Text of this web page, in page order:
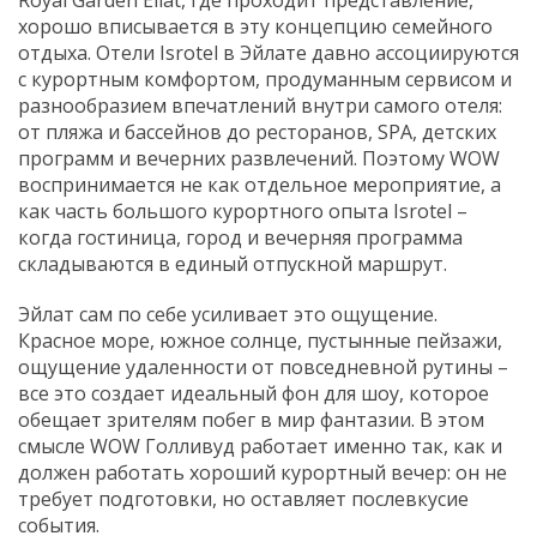
хорошо вписывается в эту концепцию семейного
отдыха. Отели Isrotel в Эйлате давно ассоциируются
с курортным комфортом, продуманным сервисом и
разнообразием впечатлений внутри самого отеля:
от пляжа и бассейнов до ресторанов, SPA, детских
программ и вечерних развлечений. Поэтому WOW
воспринимается не как отдельное мероприятие, а
как часть большого курортного опыта Isrotel –
когда гостиница, город и вечерняя программа
складываются в единый отпускной маршрут.
Эйлат сам по себе усиливает это ощущение.
Красное море, южное солнце, пустынные пейзажи,
ощущение удаленности от повседневной рутины –
все это создает идеальный фон для шоу, которое
обещает зрителям побег в мир фантазии. В этом
смысле WOW Голливуд работает именно так, как и
должен работать хороший курортный вечер: он не
требует подготовки, но оставляет послевкусие
события.